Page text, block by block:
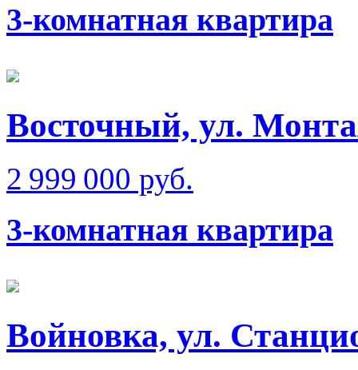
3-комнатная квартира
Восточный, ул.
2 999 000 руб.
3-комнатная квартира
Войновка, ул.